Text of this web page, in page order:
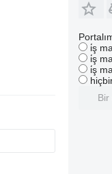
i̇ş
i̇ş
i̇ş
Bir